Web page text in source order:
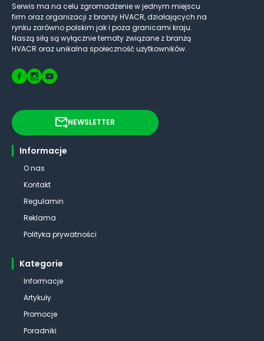
Serwis ma na celu zgromadzenie w jednym miejscu
firm oraz organizacji z branży HVACR, działających na
rynku zarówno polskim jak i poza granicami kraju.
Naszą siłą są wyłącznie tematy związane z branżą
HVACR oraz unikalna społeczność użytkowników.
NEWSLETTER
Informacje
O nas
Kontakt
Regulamin
Reklama
Polityka prywatności
Kategorie
Informacje
Artykuły
Promocje
Poradniki